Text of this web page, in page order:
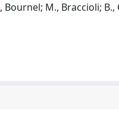
Bournel; M., Braccioli;